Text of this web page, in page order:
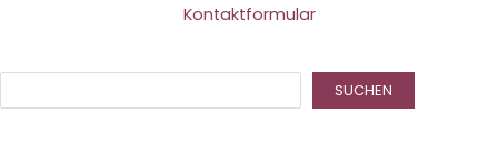
Kontaktformular
SUCHEN